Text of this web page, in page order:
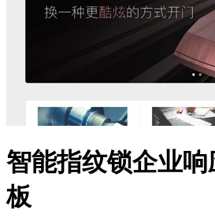
智能指纹锁企业
板